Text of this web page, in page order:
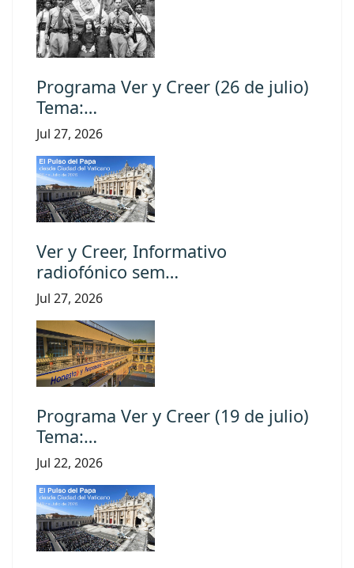
Programa Ver y Creer (26 de julio)
Tema:…
Jul 27, 2026
Ver y Creer, Informativo
radiofónico sem…
Jul 27, 2026
Programa Ver y Creer (19 de julio)
Tema:…
Jul 22, 2026